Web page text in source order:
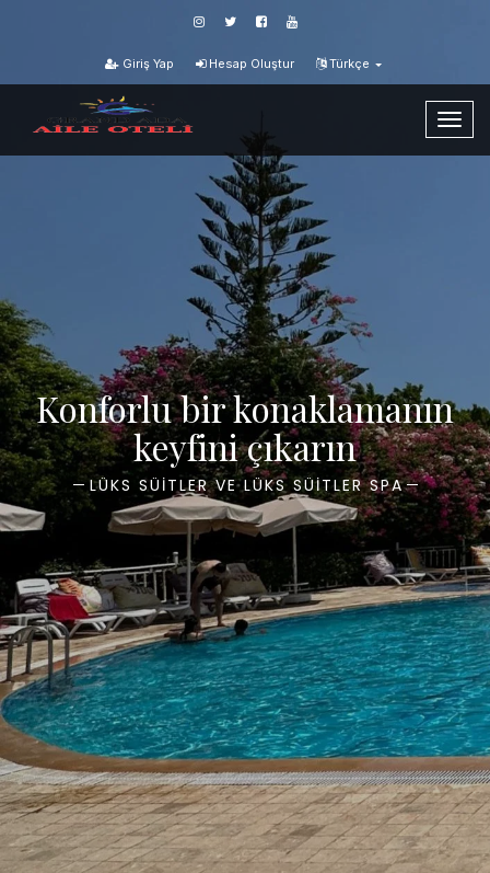
Giriş Yap Hesap Oluştur Türkçe
Konforlu bir konaklamanın
keyfini çıkarın
LÜKS SÜITLER VE LÜKS SÜITLER SPA